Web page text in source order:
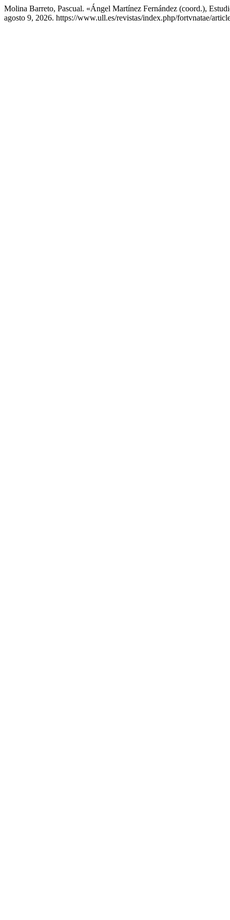
Molina Barreto, Pascual. «Ángel Martínez Fernández (coord.),
agosto 9, 2026. https://www.ull.es/revistas/index.php/fortvnatae/